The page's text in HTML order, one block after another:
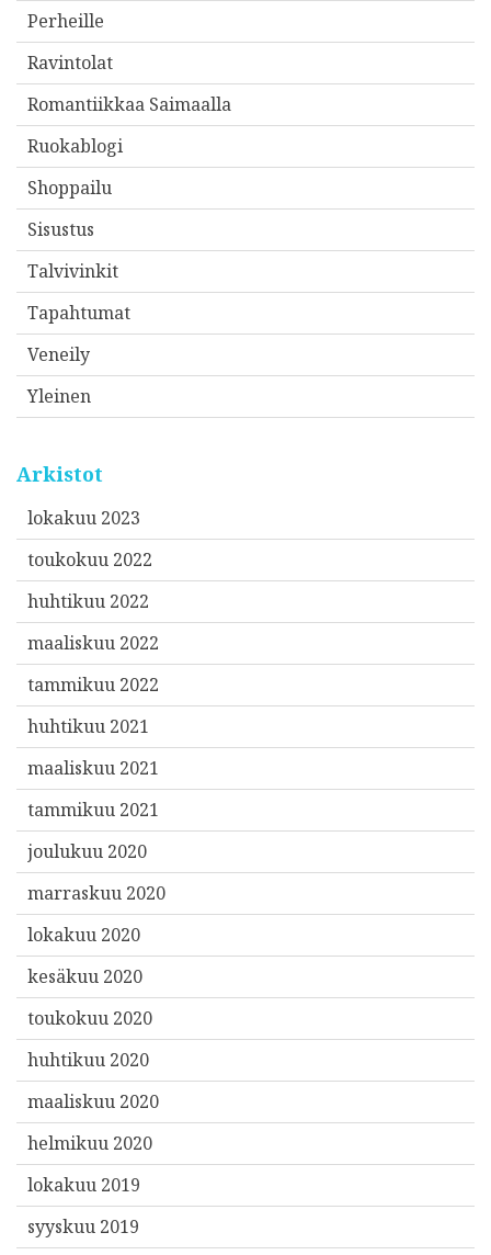
Perheille
Ravintolat
Romantiikkaa Saimaalla
Ruokablogi
Shoppailu
Sisustus
Talvivinkit
Tapahtumat
Veneily
Yleinen
Arkistot
lokakuu 2023
toukokuu 2022
huhtikuu 2022
maaliskuu 2022
tammikuu 2022
huhtikuu 2021
maaliskuu 2021
tammikuu 2021
joulukuu 2020
marraskuu 2020
lokakuu 2020
kesäkuu 2020
toukokuu 2020
huhtikuu 2020
maaliskuu 2020
helmikuu 2020
lokakuu 2019
syyskuu 2019